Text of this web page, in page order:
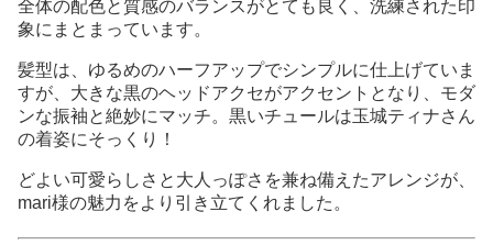
全体の配色と質感のバランスがとても良く、洗練された印
象にまとまっています。
髪型は、ゆるめのハーフアップでシンプルに仕上げていま
すが、大きな黒のヘッドアクセがアクセントとなり、モダ
ンな振袖と絶妙にマッチ。黒いチュールは玉城ティナさん
の着姿にそっくり！
どよい可愛らしさと大人っぽさを兼ね備えたアレンジが、
mari様の魅力をより引き立てくれました。